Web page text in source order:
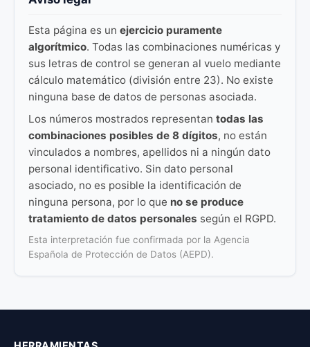
Esta página es un ejercicio puramente
algorítmico. Todas las combinaciones numéricas y
sus letras de control se generan al vuelo mediante
cálculo matemático (división entre 23). No existe
ninguna base de datos de personas asociada.
Los números mostrados representan todas las
combinaciones posibles de 8 dígitos, no están
vinculados a nombres, apellidos ni a ningún dato
personal identificativo. Sin dato personal
asociado, no es posible la identificación de
ninguna persona, por lo que no se produce
tratamiento de datos personales según el RGPD.
Esta interpretación fue confirmada por la Agencia
Española de Protección de Datos (AEPD).